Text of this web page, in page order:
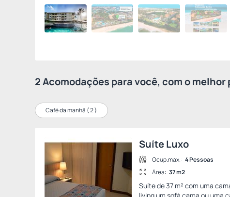
2 Acomodações para você, com o
Café da manhã (2)
Suíte Luxo
Ocup.max.: 4 Pessoas
Área: 37 m2
Suíte de 37 m² com uma